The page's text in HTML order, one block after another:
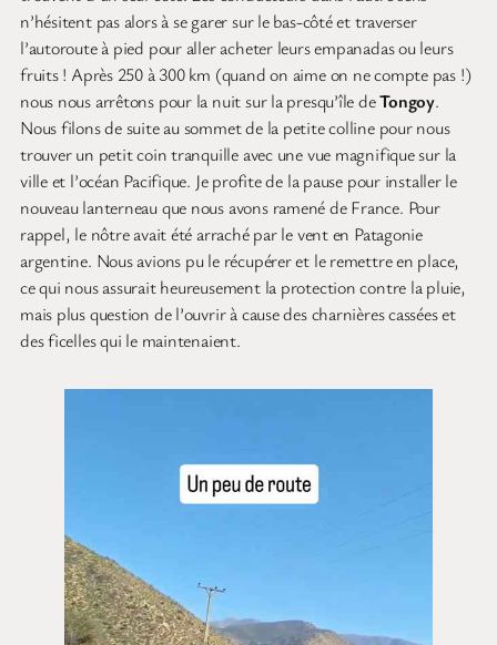
n’hésitent pas alors à se garer sur le bas-côté et traverser
l’autoroute à pied pour aller acheter leurs empanadas ou leurs
fruits ! Après 250 à 300 km (quand on aime on ne compte pas !)
nous nous arrêtons pour la nuit sur la presqu’île deTongoy.
Nous filons de suite au sommet de la petite colline pour nous
trouver un petit coin tranquille avec une vue magnifique sur la
ville et l’océan Pacifique. Je profite de la pause pour installer le
nouveau lanterneau que nous avons ramené de France. Pour
rappel, le nôtre avait été arraché par le vent en Patagonie
argentine. Nous avions pu le récupérer et le remettre en place,
ce qui nous assurait heureusement la protection contre la pluie,
mais plus question de l’ouvrir à cause des charnières cassées et
des ficelles qui le maintenaient.